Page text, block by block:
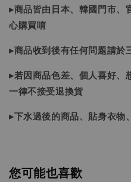
▸商品皆由日本、韓國門市、
心購買唷
▸商品收到後有任何問題請於
▸若因商品色差、個人喜好、
一律不接受退換貨
▸下水過後的商品、貼身衣物
您可能也喜歡